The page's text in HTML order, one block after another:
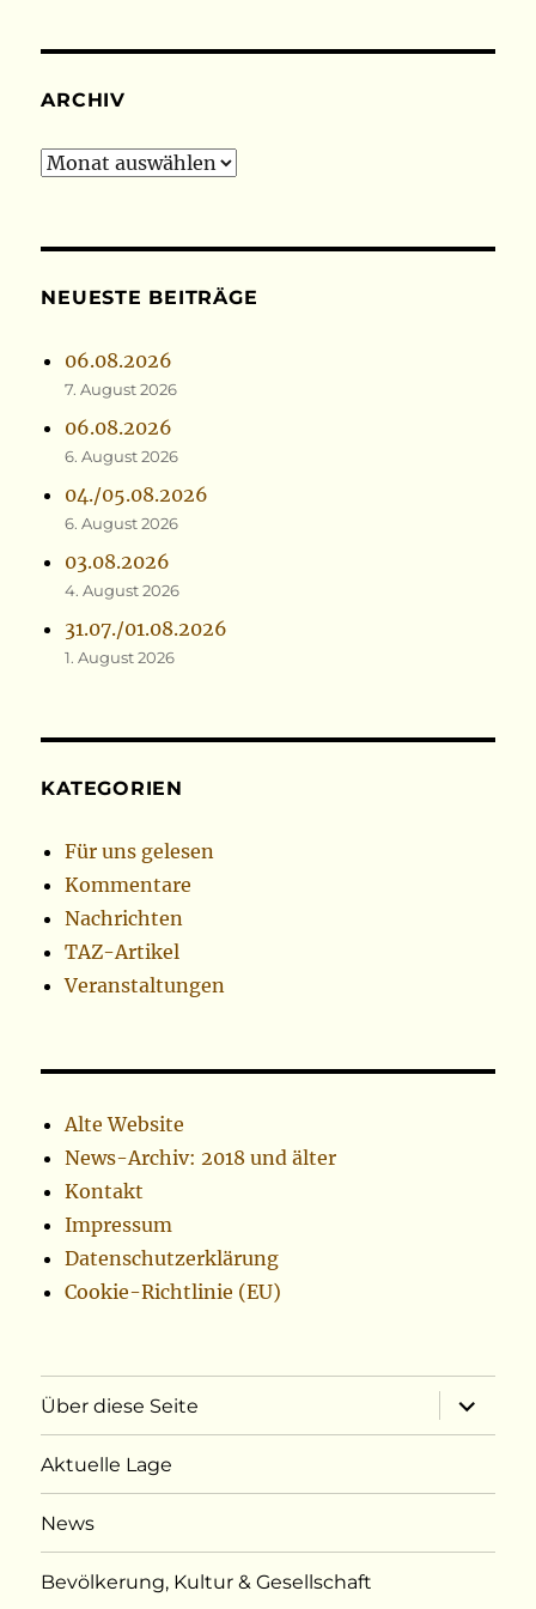
ARCHIV
Archiv
NEUESTE BEITRÄGE
06.08.2026
7. August 2026
06.08.2026
6. August 2026
04./05.08.2026
6. August 2026
03.08.2026
4. August 2026
31.07./01.08.2026
1. August 2026
KATEGORIEN
Für uns gelesen
Kommentare
Nachrichten
TAZ-Artikel
Veranstaltungen
Alte Website
News-Archiv: 2018 und älter
Kontakt
Impressum
Datenschutzerklärung
Cookie-Richtlinie (EU)
Über diese Seite
öffnen
Aktuelle Lage
News
Bevölkerung, Kultur & Gesellschaft